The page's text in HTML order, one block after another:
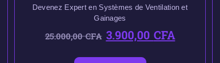
Devenez Expert en Systèmes de Ventilation et
Gainages
25.000,00CFA 3.900,00CFA